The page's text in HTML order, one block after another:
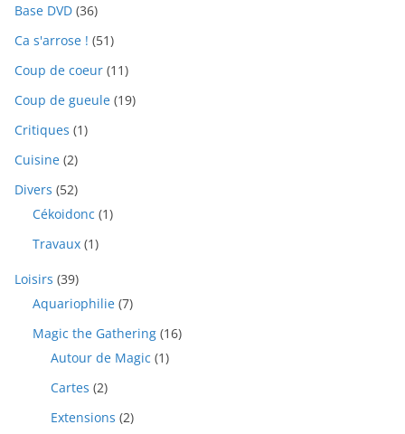
Base DVD (36)
Ca s'arrose ! (51)
Coup de coeur (11)
Coup de gueule (19)
Critiques (1)
Cuisine (2)
Divers (52)
Cékoidonc (1)
Travaux (1)
Loisirs (39)
Aquariophilie (7)
Magic the Gathering (16)
Autour de Magic (1)
Cartes (2)
Extensions (2)